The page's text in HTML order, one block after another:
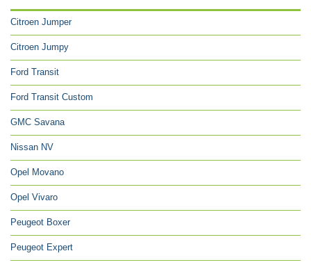
Citroen Jumper
Citroen Jumpy
Ford Transit
Ford Transit Custom
GMC Savana
Nissan NV
Opel Movano
Opel Vivaro
Peugeot Boxer
Peugeot Expert